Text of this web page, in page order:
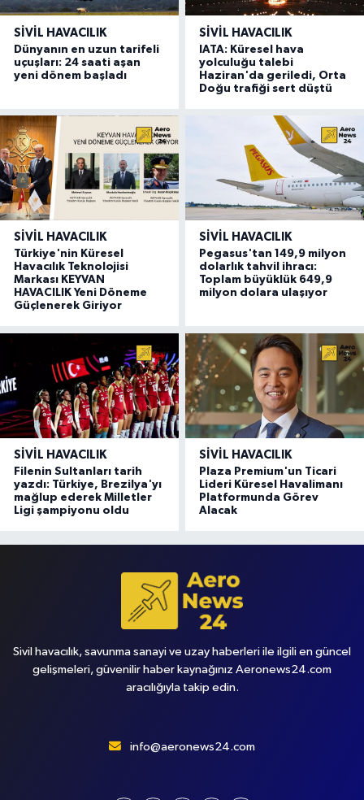
SIVIL HAVACILIK
Dünyanın en uzun tarifeli
uçuşları: 24 saati aşan
yeni dönem başladı
SIVIL HAVACILIK
IATA: Küresel hava
yolculuğu talebi
Haziran'da geriledi, Orta
Doğu trafiği sert düştü
SIVIL HAVACILIK
Türkiye'nin Küresel
Havacılık Teknolojisi
Markası KEYVAN
HAVACILIK Yeni Döneme
Güçlenerek Giriyor
SIVIL HAVACILIK
Pegasus'tan 149,9 milyon
dolarlık tahvil ihracı:
Toplam büyüklük 649,9
milyon dolara ulaşıyor
SIVIL HAVACILIK
Filenin Sultanları tarih
yazdı: Türkiye, Brezilya'yı
mağlup ederek Milletler
Ligi şampiyonu oldu
SIVIL HAVACILIK
Plaza Premium'un Ticari
Lideri Küresel Havalimanı
Platformunda Görev
Alacak
Sivil havacılık, savunma sanayi ve uzay haberleri ile ilgili en güncel
gelişmeleri, güvenilir haber kaynağınız Aeronews24.com
aracılığıyla takip edin.
info@aeronews24.com